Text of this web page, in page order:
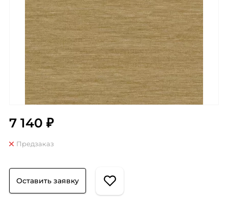
7 140 ₽
Предзаказ
Оставить заявку